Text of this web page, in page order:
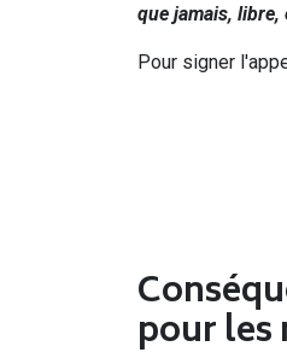
que jamais, libre,
Pour signer
pour